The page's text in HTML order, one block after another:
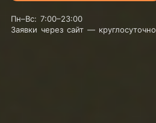
Пн–Вс: 7:00–23:00
Заявки через сайт — круглосуточно